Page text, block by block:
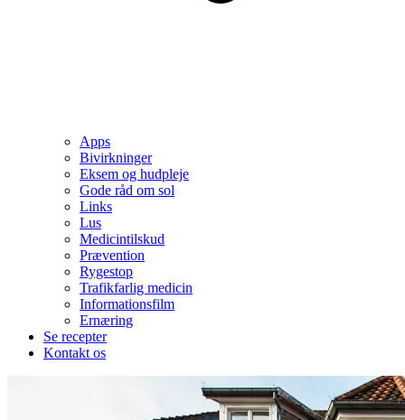
Apps
Bivirkninger
Eksem og hudpleje
Gode råd om sol
Links
Lus
Medicintilskud
Prævention
Rygestop
Trafikfarlig medicin
Informationsfilm
Ernæring
Se recepter
Kontakt os